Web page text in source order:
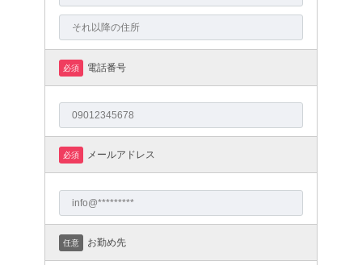
必須 電話番号
必須 メールアドレス
任意 お勤め先